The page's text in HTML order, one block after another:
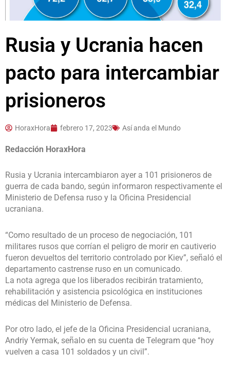
Rusia y Ucrania hacen
pacto para intercambiar
prisioneros
HoraxHora febrero 17, 2023 Así anda el Mundo
Redacción HoraxHora
Rusia y Ucrania intercambiaron ayer a 101 prisioneros de
guerra de cada bando, según informaron respectivamente el
Ministerio de Defensa ruso y la Oficina Presidencial
ucraniana.
“Como resultado de un proceso de negociación, 101
militares rusos que corrían el peligro de morir en cautiverio
fueron devueltos del territorio controlado por Kiev”, señaló el
departamento castrense ruso en un comunicado.
La nota agrega que los liberados recibirán tratamiento,
rehabilitación y asistencia psicológica en instituciones
médicas del Ministerio de Defensa.
Por otro lado, el jefe de la Oficina Presidencial ucraniana,
Andriy Yermak, señalo en su cuenta de Telegram que “hoy
vuelven a casa 101 soldados y un civil”.